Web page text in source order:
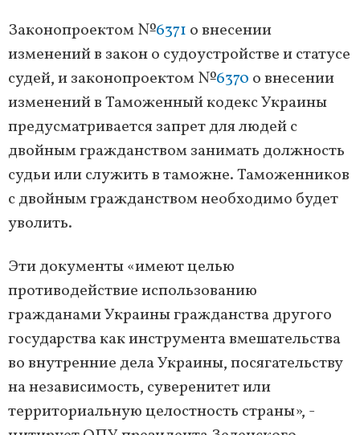
Законопроектом №6371 о внесении
изменений в закон о судоустройстве и статусе
судей, и законопроектом №6370 о внесении
изменений в Таможенный кодекс Украины
предусматривается запрет для людей с
двойным гражданством занимать должность
судьи или служить в таможне. Таможенников
с двойным гражданством необходимо будет
уволить.
Эти документы «имеют целью
противодействие использованию
гражданами Украины гражданства другого
государства как инструмента вмешательства
во внутренние дела Украины, посягательству
на независимость, суверенитет или
территориальную целостность страны», -